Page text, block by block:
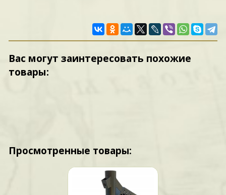
Вас могут заинтересовать похожие
товары:
Просмотренные товары: